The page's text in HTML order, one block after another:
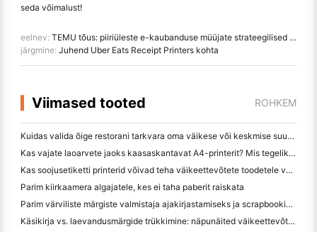
seda võimalust!
eelnev: TEMU tõus: piiriüleste e-kaubanduse müüjate strateegilised ülevaated
järgmine: Juhend Uber Eats Receipt Printers kohta
Viimased tooted ROHKEM
Kuidas valida õige restorani tarkvara oma väikese või keskmise suurusega restorani jaoks
Kas vajate laoarvete jaoks kaasaskantavat A4-printerit? Mis tegelikult töötab
Kas soojusetiketti printerid võivad teha väikeettevõtete toodetele veekindel etikett?
Parim kiirkaamera algajatele, kes ei taha paberit raiskata
Parim värviliste märgiste valmistaja ajakirjastamiseks ja scrapbooking'iks: lisage iga leheküljele rohkem värvi
Käsikirja vs. laevandusmärgide trükkimine: näpunäited väikeettevõtetele 2026. aastal